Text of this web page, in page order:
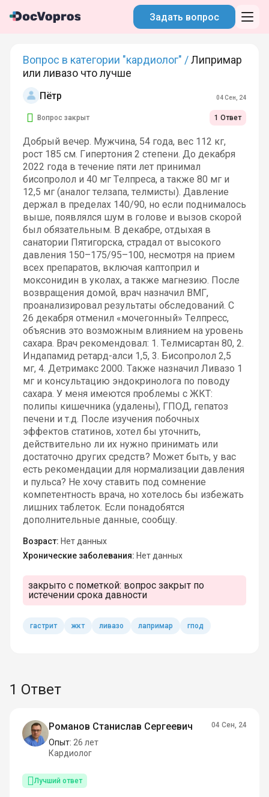
Задать вопрос
Вопрос в категории "кардиолог" /Липримар
или ливазо что лучше
Пётр 04 Сен, 24
Вопрос закрыт 1 Ответ
Добрый вечер. Мужчина, 54 года, вес 112 кг,
рост 185 см. Гипертония 2 степени. До декабря
2022 года в течение пяти лет принимал
бисопролол и 40 мг Телпреса, а также 80 мг и
12,5 мг (аналог телзапа, телмисты). Давление
держал в пределах 140/90, но если поднималось
выше, появлялся шум в голове и вызов скорой
был обязательным. В декабре, отдыхая в
санатории Пятигорска, страдал от высокого
давления 150–175/95–100, несмотря на прием
всех препаратов, включая каптоприл и
моксонидин в уколах, а также магнезию. После
возвращения домой, врач назначил ВМГ,
проанализировал результаты обследований. С
26 декабря отменил «мочегонный» Телпресс,
объяснив это возможным влиянием на уровень
сахара. Врач рекомендовал: 1. Телмисартан 80, 2.
Индапамид ретард-алси 1,5, 3. Бисопролол 2,5
мг, 4. Детримакс 2000. Также назначил Ливазо 1
мг и консультацию эндокринолога по поводу
сахара. У меня имеются проблемы с ЖКТ:
полипы кишечника (удалены), ГПОД, гепатоз
печени и т.д. После изучения побочных
эффектов статинов, хотел бы уточнить,
действительно ли их нужно принимать или
достаточно других средств? Может быть, у вас
есть рекомендации для нормализации давления
и пульса? Не хочу ставить под сомнение
компетентность врача, но хотелось бы избежать
лишних таблеток. Если понадобятся
дополнительные данные, сообщу.
Возраст: Нет данных
Хронические заболевания: Нет данных
закрыто с пометкой: вопрос закрыт по
истечении срока давности
гастрит жкт ливазо лапримар гпод
1 Ответ
Романов Станислав Сергеевич
Опыт: 26 лет
Кардиолог
04 Сен, 24
Лучший ответ